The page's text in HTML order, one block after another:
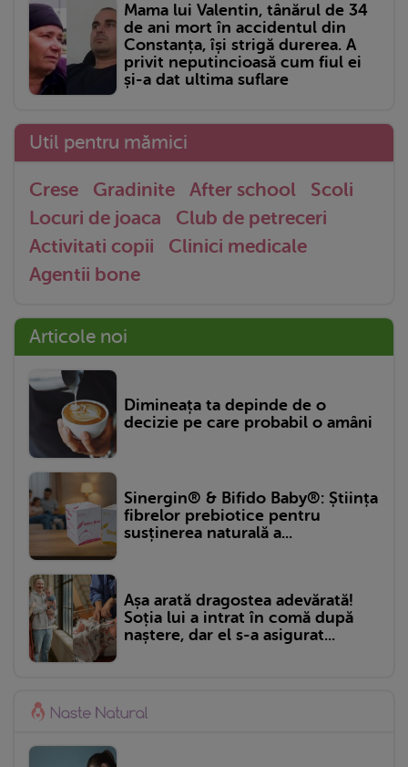
Mama lui Valentin, tânărul de 34
de ani mort în accidentul din
Constanța, își strigă durerea. A
privit neputincioasă cum fiul ei
și-a dat ultima suflare
Util pentru mămici
Crese Gradinite After school
Scoli
Locuri de joaca
Club de petreceri
Activitati copii
Clinici medicale
Agentii bone
Articole noi
Dimineața ta depinde de o
decizie pe care probabil o amâni
Sinergin® & Bifido Baby®: Știința
fibrelor prebiotice pentru
susținerea naturală a...
Așa arată dragostea adevărată!
Soția lui a intrat în comă după
naștere, dar el s-a asigurat...